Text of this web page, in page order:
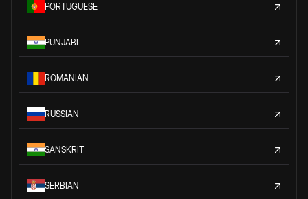
PORTUGUESE
PUNJABI
ROMANIAN
RUSSIAN
SANSKRIT
SERBIAN